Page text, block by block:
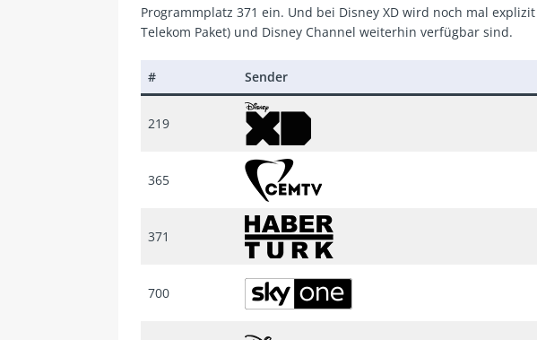
Programmplatz 371 ein. Und bei Disney XD wird noch mal
Telekom Paket) und Disney Channel weiterhin verfügbar sind.
# Sender
219
365
371
700